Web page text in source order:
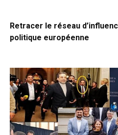
Retracer le réseau
politique européenne